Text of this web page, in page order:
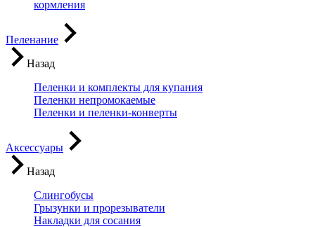
кормления
Пеленание
Назад
Пеленки и комплекты для купания
Пеленки непромокаемые
Пеленки и пеленки-конверты
Аксессуары
Назад
Слингобусы
Грызунки и прорезыватели
Накладки для сосания